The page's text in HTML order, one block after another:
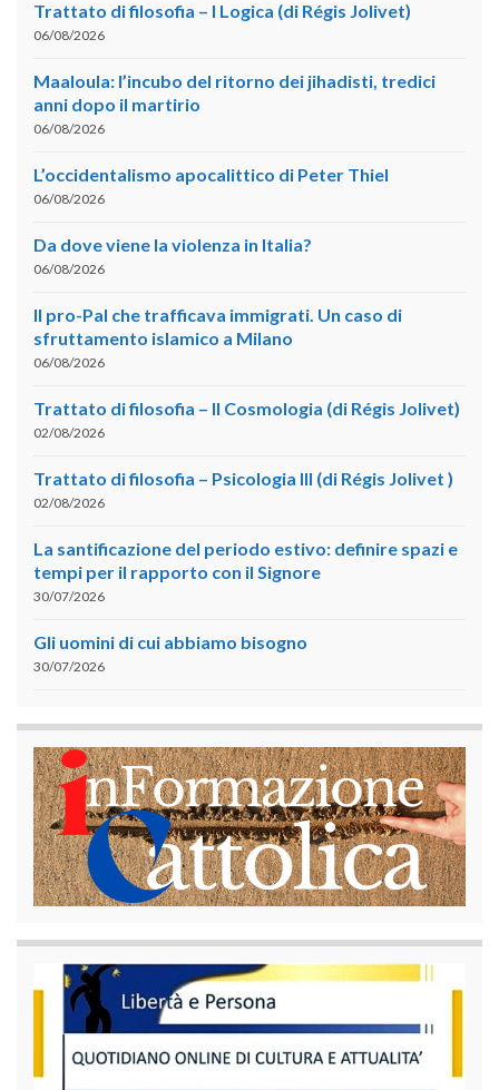
Trattato di filosofia – I Logica (di Régis Jolivet)
06/08/2026
Maaloula: l’incubo del ritorno dei jihadisti, tredici
anni dopo il martirio
06/08/2026
L’occidentalismo apocalittico di Peter Thiel
06/08/2026
Da dove viene la violenza in Italia?
06/08/2026
Il pro-Pal che trafficava immigrati. Un caso di
sfruttamento islamico a Milano
06/08/2026
Trattato di filosofia – II Cosmologia (di Régis Jolivet)
02/08/2026
Trattato di filosofia – Psicologia III (di Régis Jolivet )
02/08/2026
La santificazione del periodo estivo: definire spazi e
tempi per il rapporto con il Signore
30/07/2026
Gli uomini di cui abbiamo bisogno
30/07/2026